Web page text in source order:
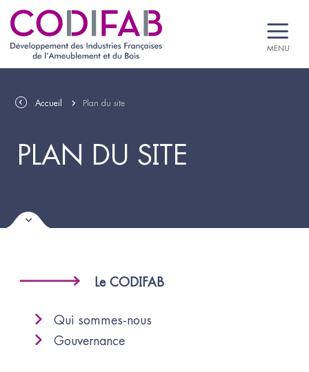
MENU
Accueil Plan du site
PLAN DU SITE
Le CODIFAB
Qui sommes-nous
Gouvernance